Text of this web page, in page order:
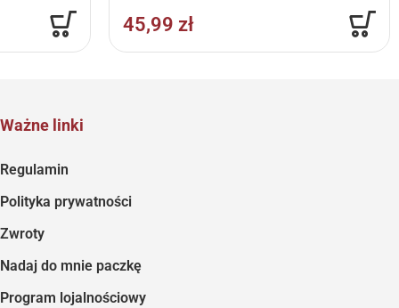
45,99 zł
Ważne linki
Regulamin
Polityka prywatności
Zwroty
Nadaj do mnie paczkę
Program lojalnościowy